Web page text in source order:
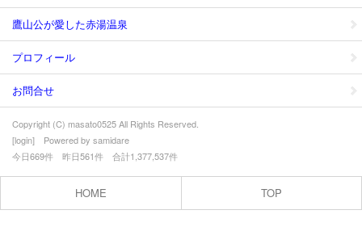
鷹山公が愛した赤湯温泉
プロフィール
お問合せ
Copyright (C) masato0525 All Rights Reserved.
[login] Powered by samidare
今日669件 昨日561件 合計1,377,537件
HOME TOP